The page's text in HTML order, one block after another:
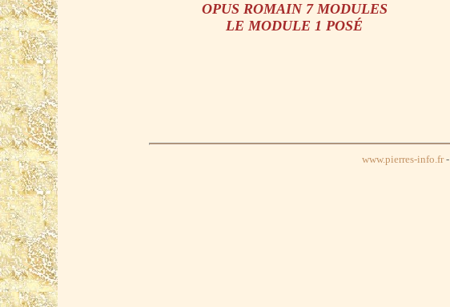
OPUS ROMAIN 7 MODULES
LE MODULE 1 POSÉ
www.pierres-info.fr-